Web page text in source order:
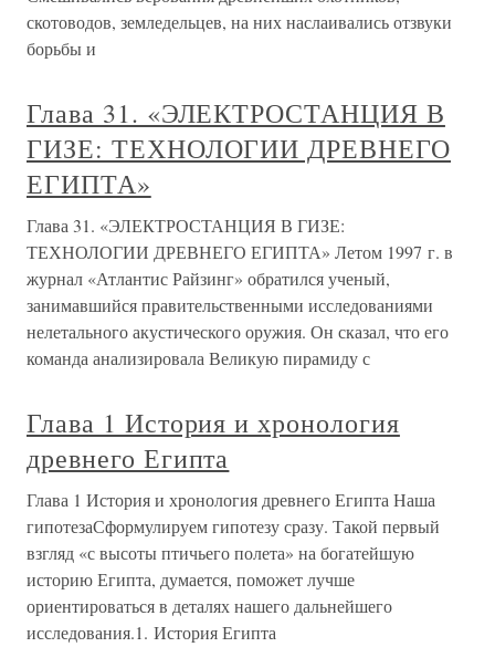
скотоводов, земледельцев, на них наслаивались отзвуки
борьбы и
Глава 31. «ЭЛЕКТРОСТАНЦИЯ В
ГИЗЕ: ТЕХНОЛОГИИ ДРЕВНЕГО
ЕГИПТА»
Глава 31. «ЭЛЕКТРОСТАНЦИЯ В ГИЗЕ:
ТЕХНОЛОГИИ ДРЕВНЕГО ЕГИПТА» Летом 1997 г. в
журнал «Атлантис Райзинг» обратился ученый,
занимавшийся правительственными исследованиями
нелетального акустического оружия. Он сказал, что его
команда анализировала Великую пирамиду с
Глава 1 История и хронология
древнего Египта
Глава 1 История и хронология древнего Египта Наша
гипотезаСформулируем гипотезу сразу. Такой первый
взгляд «с высоты птичьего полета» на богатейшую
историю Египта, думается, поможет лучше
ориентироваться в деталях нашего дальнейшего
исследования.1. История Египта